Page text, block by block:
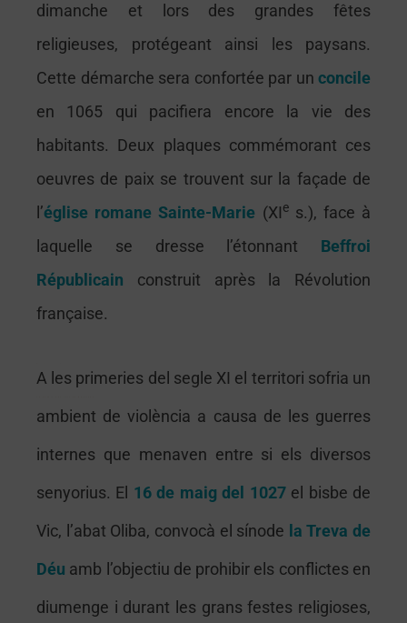
dimanche et lors des grandes fêtes
religieuses, protégeant ainsi les paysans.
Cette démarche sera confortée par un concile
en 1065 qui pacifiera encore la vie des
habitants. Deux plaques commémorant ces
oeuvres de paix se trouvent sur la façade de
l’église romane Sainte-Marie (XIes.), face à
laquelle se dresse l’étonnant Beffroi
Républicain construit après la Révolution
française.
A les primeries del segle XI el territori sofria un
ambient de violència a causa de les guerres
internes que menaven entre si els diversos
senyorius. El 16 de maig del 1027el bisbe de
Vic, l’abat Oliba, convocà el sínode la Treva de
Déu amb l’objectiu de prohibir els conflictes en
diumenge i durant les grans festes religioses,